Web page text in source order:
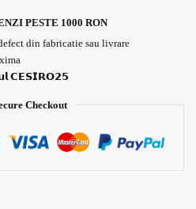
PESTE 1000 RON
din fabricatie sau livrare
𝗖𝗘𝗦𝗜𝗥𝗢𝟮𝟱
Checkout